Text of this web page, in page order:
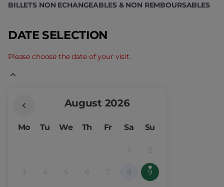
BILLETS NON ECHANGEABLES & NON REMBOURSABLES
DATE SELECTION
Please choose the date of your visit.
Current
August 2026
Mo Tu We Th Fr Sa Su
1
Inactive
2
Inactive
3
Inactive
4
Inactive
5
Inactive
6
Inactive
7
Inactive
8
Inactive
9
Available
selected